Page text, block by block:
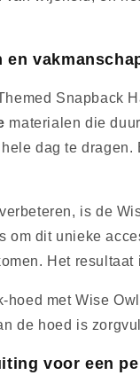
en
Snapback
materialen die
dag te
is de
om dit unieke
Het
hoed met Wise
de hoed is
voor een